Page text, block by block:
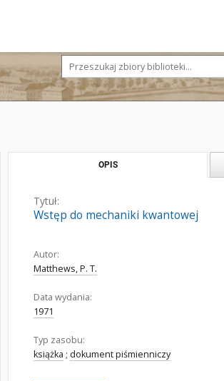
OPIS
Tytuł:
Wstęp do mechaniki kwantowej
Autor:
Matthews, P. T.
Data wydania:
1971
Typ zasobu:
książka ; dokument piśmienniczy